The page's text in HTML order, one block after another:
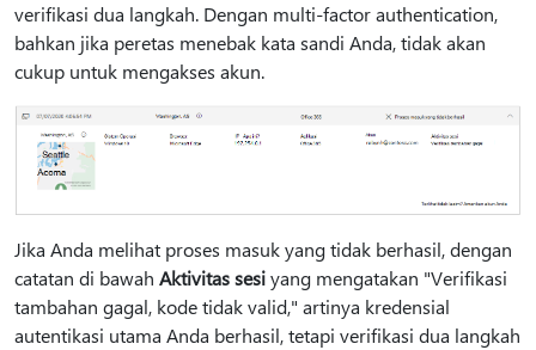
verifikasi dua langkah. Dengan multi-factor authentication,
bahkan jika peretas menebak kata sandi Anda, tidak akan
cukup untuk mengakses akun.
Jika Anda melihat proses masuk yang tidak berhasil, dengan
catatan di bawah Aktivitas sesiyang mengatakan "Verifikasi
tambahan gagal, kode tidak valid," artinya kredensial
autentikasi utama Anda berhasil, tetapi verifikasi dua langkah